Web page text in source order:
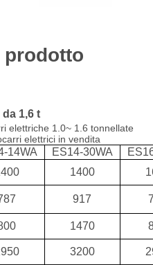
prodotto
1,6 t
elettriche 1.0~ 1.6 tonnellate
elettrici in vendita
14WA ES14-30WA
1400
917
1470
3200